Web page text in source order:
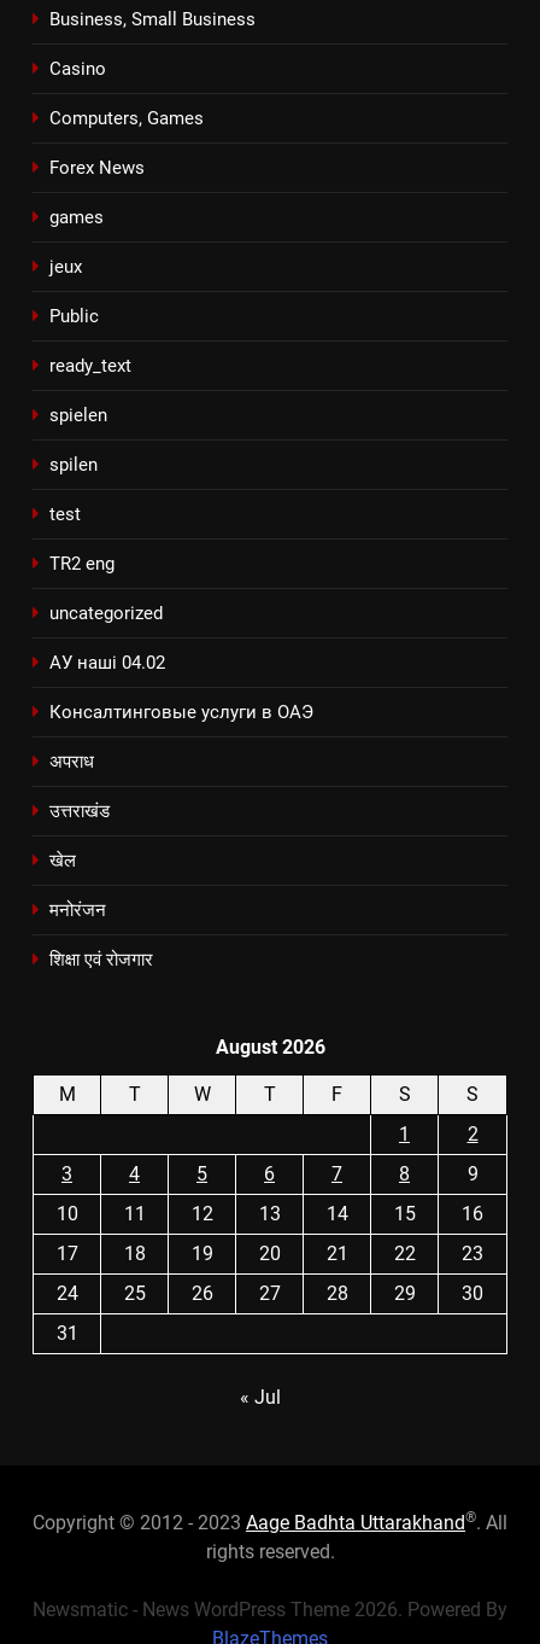
Business, Small Business
Casino
Computers, Games
Forex News
games
jeux
Public
ready_text
spielen
spilen
test
TR2 eng
uncategorized
АУ наші 04.02
Консалтинговые услуги в ОАЭ
अपराध
उत्तराखंड
खेल
मनोरंजन
शिक्षा एवं रोजगार
August 2026
M T W T F S
S
1
2
3
4 5 6 7 8
9
10
11 12 13 14 15
16
17
18 19 20 21 22
23
24
25 26 27 28 29
30
31
« Jul
Copyright © 2012 - 2023 Aage Badhta Uttarakhand®. All
rights reserved.
Newsmatic - News WordPress Theme 2026. Powered By
BlazeThemes